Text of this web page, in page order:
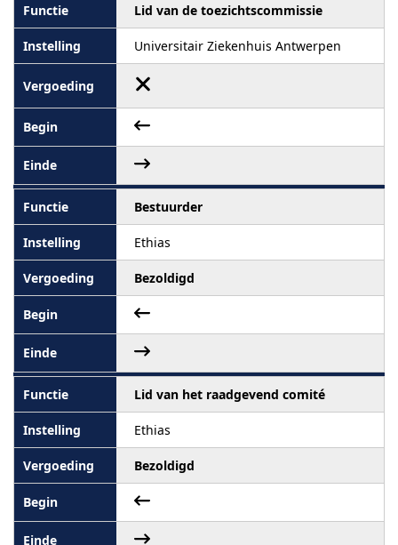
Lid van de toezichtscommissie
Universitair Ziekenhuis Antwerpen
Bestuurder
Ethias
Bezoldigd
Lid van het raadgevend comité
Ethias
Bezoldigd